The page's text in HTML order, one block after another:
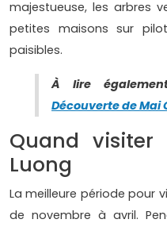
majestueuse, les arbres
petites maisons sur
paisibles.
À lire
Découverte de Mai
Quand
Luong
La meilleure période pour
de novembre à avril.